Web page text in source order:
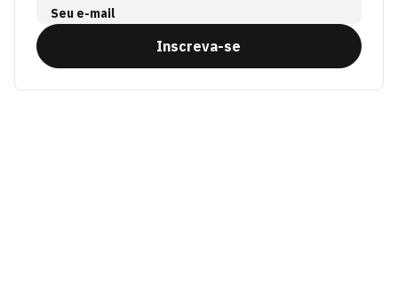
Seu e-mail
Inscreva-se